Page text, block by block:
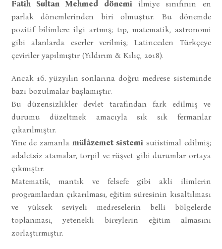
Fatih Sultan Mehmed dönemi ilmiye sınıfının en
parlak dönemlerinden biri olmuştur. Bu dönemde
pozitif bilimlere ilgi artmış; tıp, matematik, astronomi
gibi alanlarda eserler verilmiş; Latinceden Türkçeye
çeviriler yapılmıştır (Yıldırım & Kılıç, 2018).
Ancak 16. yüzyılın sonlarına doğru medrese sisteminde
bazı bozulmalar başlamıştır.
Bu düzensizlikler devlet tarafından fark edilmiş ve
durumu düzeltmek amacıyla sık sık fermanlar
çıkarılmıştır.
Yine de zamanla mülâzemet sistemi suiistimal edilmiş;
adaletsiz atamalar, torpil ve rüşvet gibi durumlar ortaya
çıkmıştır.
Matematik, mantık ve felsefe gibi akli ilimlerin
programlardan çıkarılması, eğitim süresinin kısaltılması
ve yüksek seviyeli medreselerin belli bölgelerde
toplanması, yetenekli bireylerin eğitim almasını
zorlaştırmıştır.